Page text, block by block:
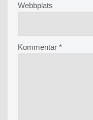
Webbplats
Kommentar *